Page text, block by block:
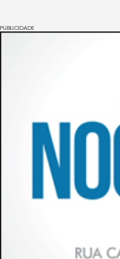
PUBLICIDADE